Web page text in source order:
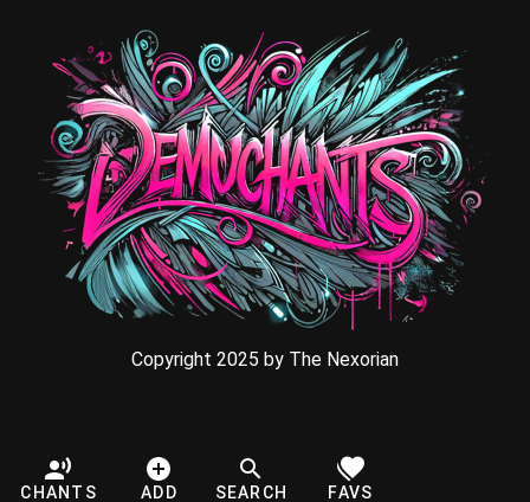
Copyright 2025 by The Nexorian
CHANTS ADD SEARCH FAVS